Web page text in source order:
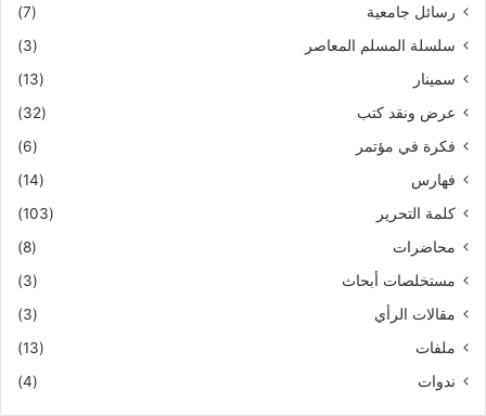
رسائل جامعية
(7)
سلسلة المسلم المعاصر
(3)
سمينار
(13)
عرض ونقد كتب
(32)
فكرة في مؤتمر
(6)
فهارس
(14)
كلمة التحرير
(103)
محاضرات
(8)
مستخلصات أبحاث
(3)
مقالات الرأي
(3)
ملفات
(13)
ندوات
(4)